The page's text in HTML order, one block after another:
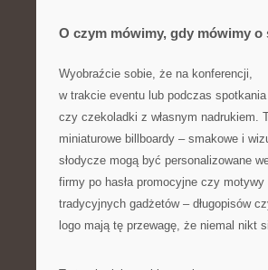
O czym mówimy, gdy mówimy o
Wyobraźcie sobie, że na konferencji,
w trakcie eventu lub podczas
czy czekoladki z własnym nadrukiem.
miniaturowe billboardy – smakowe i
słodycze mogą być personalizowane
firmy po hasła promocyjne czy
tradycyjnych gadżetów – długopisów
logo mają tę przewagę, że niemal nikt